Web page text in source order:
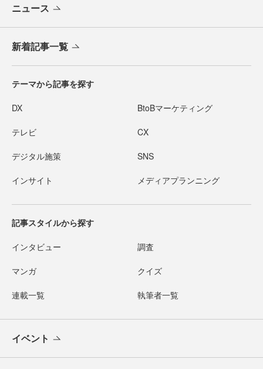
ニュース
新着記事一覧
テーマから記事を探す
DX BtoBマーケティング
テレビ CX
デジタル施策 SNS
インサイト メディアプランニング
記事スタイルから探す
インタビュー 調査
マンガ クイズ
連載一覧 執筆者一覧
イベント